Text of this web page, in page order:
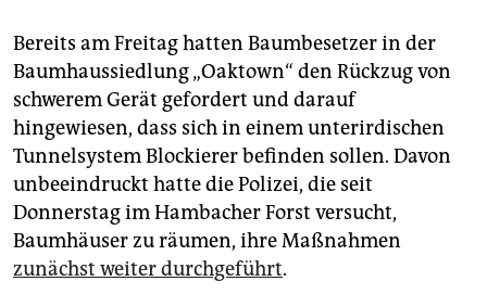
Bereits am Freitag hatten Baumbesetzer in der
Baumhaussiedlung „Oaktown“ den Rückzug von
schwerem Gerät gefordert und darauf
hingewiesen, dass sich in einem unterirdischen
Tunnelsystem Blockierer befinden sollen. Davon
unbeeindruckt hatte die Polizei, die seit
Donnerstag im Hambacher Forst versucht,
Baumhäuser zu räumen, ihre Maßnahmen
zunächst weiter durchgeführt.